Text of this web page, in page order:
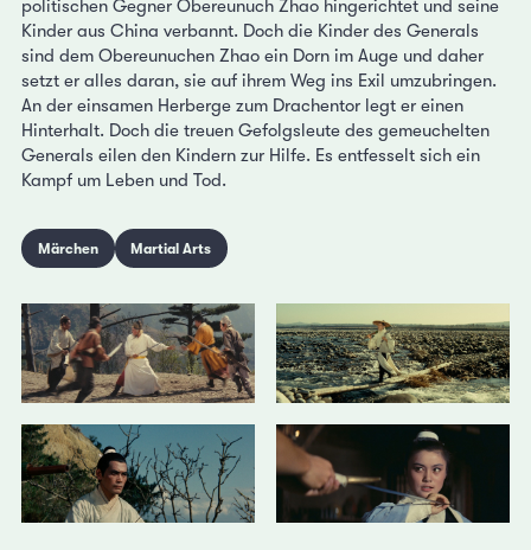
politischen Gegner Obereunuch Zhao hingerichtet und seine
Kinder aus China verbannt. Doch die Kinder des Generals
sind dem Obereunuchen Zhao ein Dorn im Auge und daher
setzt er alles daran, sie auf ihrem Weg ins Exil umzubringen.
An der einsamen Herberge zum Drachentor legt er einen
Hinterhalt. Doch die treuen Gefolgsleute des gemeuchelten
Generals eilen den Kindern zur Hilfe. Es entfesselt sich ein
Kampf um Leben und Tod.
Märchen Martial Arts